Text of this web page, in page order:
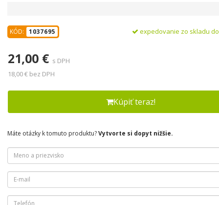
KÓD: 1037695 expedovanie zo skladu
21,00 € s DPH
18,00 € bez DPH
Kúpiť teraz!
Máte otázky k tomuto produktu?Vytvorte si dopyt nižšie.